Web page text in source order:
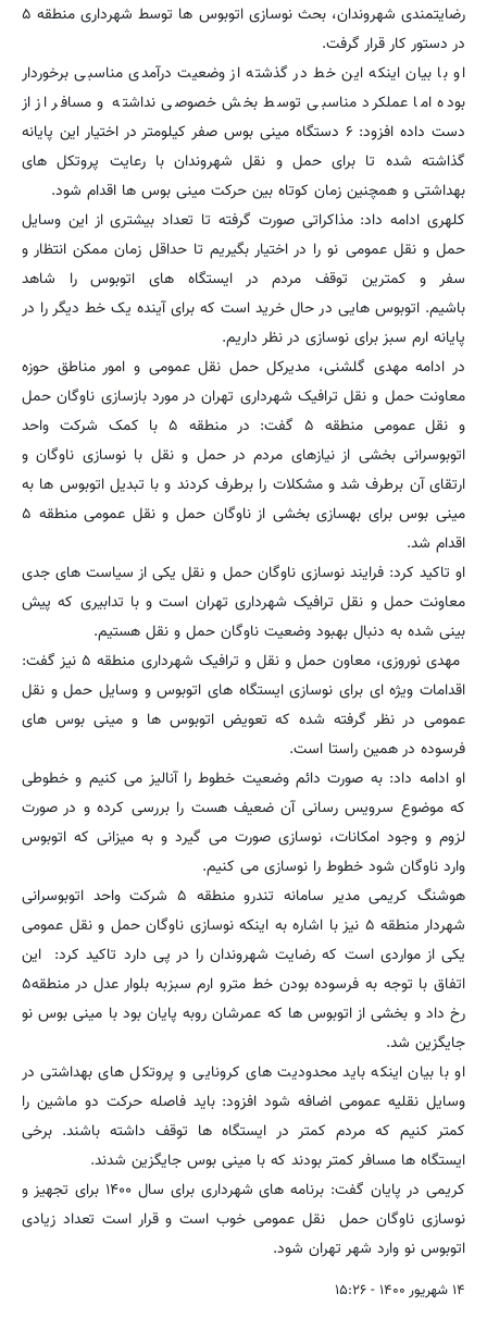
رضایتمندی شهروندان، بحث نوسازی اتوبوس ها توسط شهرداری منطقه ۵
در دستور کار قرار گرفت.
او با بیان اینکه این خط در گذشته از وضعیت درآمدی مناسبی برخوردار
بوده اما عملکرد مناسبی توسط بخش خصوصی نداشته و مسافر از از
دست داده افزود: ۶ دستگاه مینی بوس صفر کیلومتر در اختیار این پایانه
گذاشته شده تا برای حمل و نقل شهروندان با رعایت پروتکل های
بهداشتی و همچنین زمان کوتاه بین حرکت مینی بوس ها اقدام شود.
کلهری ادامه داد: مذاکراتی صورت گرفته تا تعداد بیشتری از این وسایل
حمل و نقل عمومی نو را در اختیار بگیریم تا حداقل زمان ممکن انتظار و
سفر و کمترین توقف مردم در ایستگاه های اتوبوس را شاهد
باشیم. اتوبوس هایی در حال خرید است که برای آینده یک خط دیگر را در
پایانه ارم سبز برای نوسازی در نظر داریم.
در ادامه مهدی گلشنی، مدیرکل حمل نقل عمومی و امور مناطق حوزه
معاونت حمل و نقل ترافیک شهرداری تهران در مورد بازسازی ناوگان حمل
و نقل عمومی منطقه ۵ گفت: در منطقه ۵ با کمک شرکت واحد
اتوبوسرانی بخشی از نیازهای مردم در حمل و نقل با نوسازی ناوگان و
ارتقای آن برطرف شد و مشکلات را برطرف کردند و با تبدیل اتوبوس ها به
مینی بوس برای بهسازی بخشی از ناوگان حمل و نقل عمومی منطقه ۵
اقدام شد.
او تاکید کرد: فرایند نوسازی ناوگان حمل و نقل یکی از سیاست های جدی
معاونت حمل و نقل ترافیک شهرداری تهران است و با تدابیری که پیش
بینی شده به دنبال بهبود وضعیت ناوگان حمل و نقل هستیم.
مهدی نوروزی، معاون حمل و نقل و ترافیک شهرداری منطقه ۵ نیز گفت:
اقدامات ویژه ای برای نوسازی ایستگاه های اتوبوس و وسایل حمل و نقل
عمومی در نظر گرفته شده که تعویض اتوبوس ها و مینی بوس های
فرسوده در همین راستا است.
او ادامه داد: به صورت دائم وضعیت خطوط را آنالیز می کنیم و خطوطی
که موضوع سرویس رسانی آن ضعیف هست را بررسی کرده و در صورت
لزوم و وجود امکانات، نوسازی صورت می گیرد و به میزانی که اتوبوس
وارد ناوگان شود خطوط را نوسازی می کنیم.
هوشنگ کریمی مدیر سامانه تندرو منطقه ۵ شرکت واحد اتوبوسرانی
شهردار منطقه ۵ نیز با اشاره به اینکه نوسازی ناوگان حمل و نقل عمومی
یکی از مواردی است که رضایت شهروندان را در پی دارد تاکید کرد: این
اتفاق با توجه به فرسوده بودن خط مترو ارم سبزبه بلوار عدل در منطقه۵
رخ داد و بخشی از اتوبوس ها که عمرشان روبه پایان بود با مینی بوس نو
جایگزین شد.
او با بیان اینکه باید محدودیت های کرونایی و پروتکل های بهداشتی در
وسایل نقلیه عمومی اضافه شود افزود: باید فاصله حرکت دو ماشین را
کمتر کنیم که مردم کمتر در ایستگاه ها توقف داشته باشند. برخی
ایستگاه ها مسافر کمتر بودند که با مینی بوس جایگزین شدند.
کریمی در پایان گفت: برنامه های شهرداری برای سال ۱۴۰۰ برای تجهیز و
نوسازی ناوگان حمل نقل عمومی خوب است و قرار است تعداد زیادی
اتوبوس نو وارد شهر تهران شود.
۱۴ شهریور ۱۴۰۰ - ۱۵:۲۶